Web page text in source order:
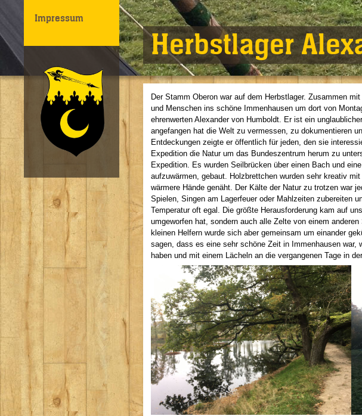
Impressum
Herbstlager
Der Stamm Oberon war auf dem Herbstlager. Zusammen
und Menschen ins schöne Immenhausen um dort von
ehrenwerten Alexander von Humboldt. Er ist ein
angefangen hat die Welt zu vermessen, zu dokumentieren
Entdeckungen zeigte er öffentlich für jeden, den sie
Expedition die Natur um das Bundeszentrum herum zu
Expedition. Es wurden Seilbrücken über einen Bach und
aufzuwärmen, gebaut. Holzbrettchen wurden sehr kreativ
wärmere Hände genäht. Der Kälte der Natur zu trotzen war
Spielen, Singen am Lagerfeuer oder Mahlzeiten zubereiten
Temperatur oft egal. Die größte Herausforderung kam auf
umgeworfen hat, sondern auch alle Zelte von einem
kleinen Helfern wurde sich aber gemeinsam um einander
sagen, dass es eine sehr schöne Zeit in Immenhausen war,
haben und mit einem Lächeln an die vergangenen Tage in